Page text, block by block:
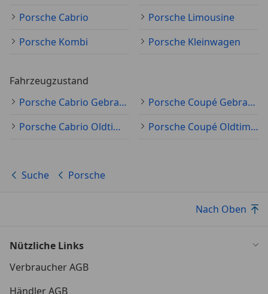
Porsche Cabrio
Porsche Limousine
Porsche Kombi
Porsche Kleinwagen
Fahrzeugzustand
Porsche Cabrio Gebraucht
Porsche Coupé Gebraucht
Porsche Cabrio Oldtimer
Porsche Coupé Oldtimer
Suche Porsche
Nach Oben
Nützliche Links
Verbraucher AGB
Händler AGB